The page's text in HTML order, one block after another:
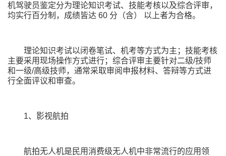
机驾驶员鉴定分为理论知识考试、技能考核以及综合评审，
均实行百分制，成绩皆达 60 分（含） 以上者为合格。
理论知识考试以闭卷笔试、机考等方式为主；技能考核
主要采用现场操作方式进行；综合评审主要针对二级/技师
和一级/高级技师，通常采取审阅申报材料、答辩等方式进
行全面评议和审查。
1、影视航拍
航拍无人机是民用消费级无人机中非常流行的应用领